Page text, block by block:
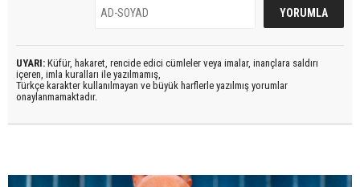
UYARI: Küfür, hakaret, rencide edici cümleler veya imalar, inançlara saldırı
içeren, imla kuralları ile yazılmamış,
Türkçe karakter kullanılmayan ve büyük harflerle yazılmış yorumlar
onaylanmamaktadır.